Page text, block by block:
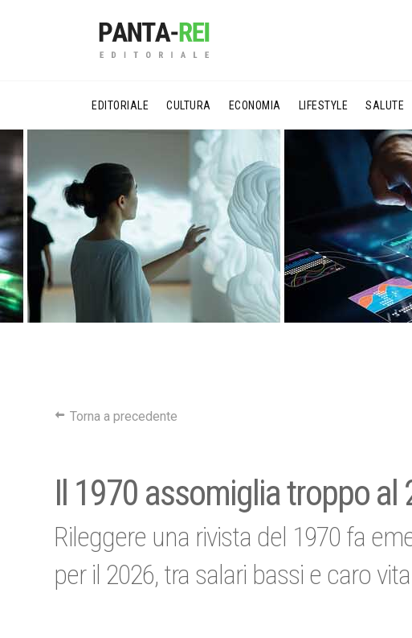
EDITORIALE CULTURA ECONOMIA LIFESTYLE SALUTE
Torna a precedente
Il 1970 assomiglia troppo al
Rileggere una rivista del 1970 fa
per il 2026, tra salari bassi e caro vita